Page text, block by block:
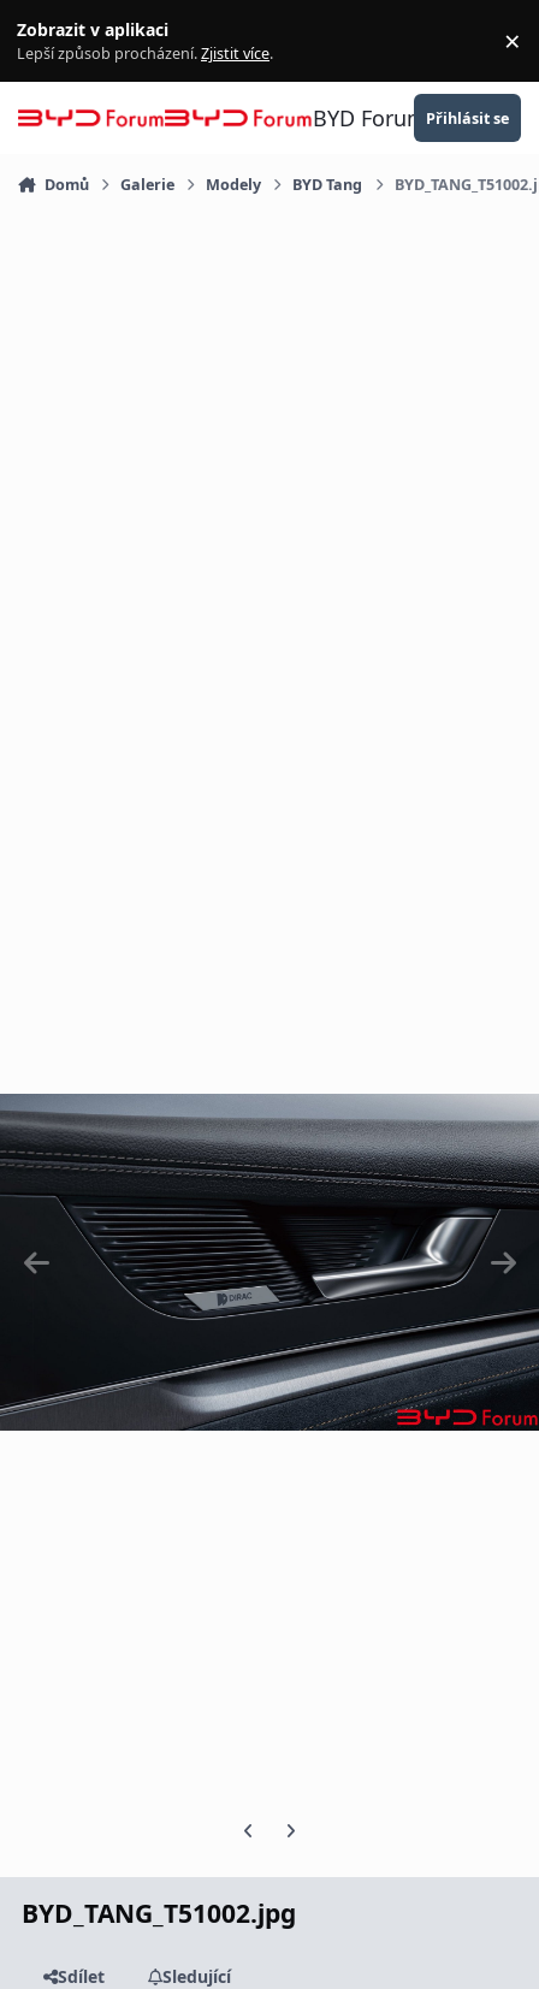
Zobrazit v aplikaci
Lepší způsob procházení.Zjistit více. ×
BYD Forum Přihlásit se
Domů Galerie Modely BYD Tang
Předchozí snímek karuselu
Další snímek karuselu
BYD_TANG_T51002.jpg
Sdílet
Sledující